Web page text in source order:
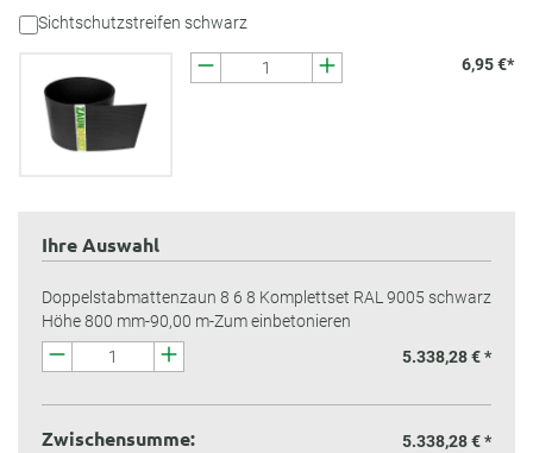
Sichtschutzstreifen schwarz
6,95 €*
Ihre Auswahl
Doppelstabmattenzaun 8 6 8 Komplettset RAL 9005 schwarz
Höhe 800 mm-90,00 m-Zum einbetonieren
5.338,28 € *
Zwischensumme: 5.338,28 €*